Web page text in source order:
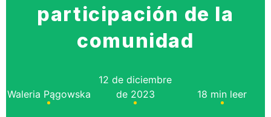
participación de la
comunidad
Waleria Pągowska
12 de diciembre
de 2023
18 min leer